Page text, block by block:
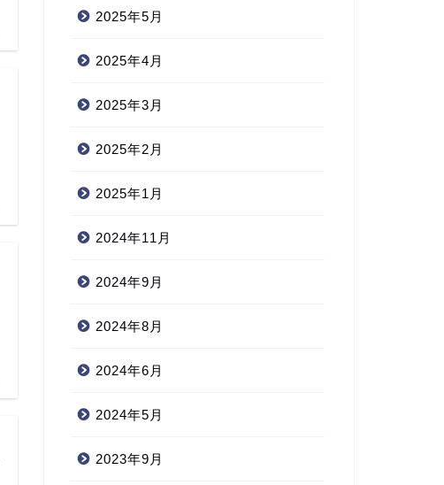
2025年5月
2025年4月
2025年3月
2025年2月
2025年1月
2024年11月
2024年9月
2024年8月
2024年6月
2024年5月
2023年9月